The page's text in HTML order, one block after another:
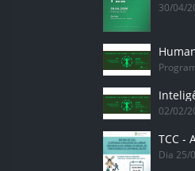
30/04/
02/02/
Dia 25/